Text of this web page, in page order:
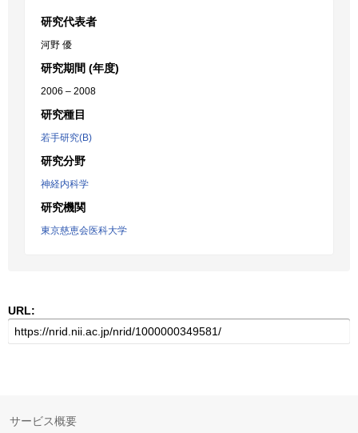
研究代表者
河野 優
研究期間 (年度)
2006 – 2008
研究種目
若手研究(B)
研究分野
神経内科学
研究機関
東京慈恵会医科大学
URL:
サービス概要